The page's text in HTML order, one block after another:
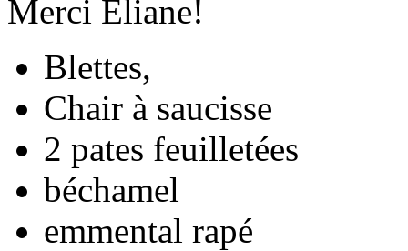
Merci Eliane!
Blettes,
Chair à saucisse
2 pates feuilletées
béchamel
emmental rapé